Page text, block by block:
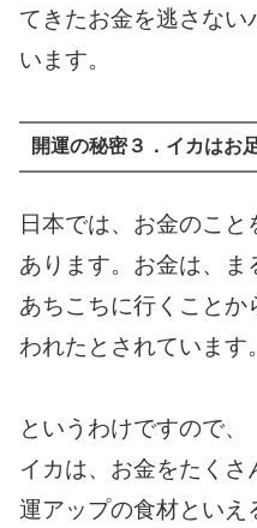
てきたお金を逃さない
います。
開運の秘密３．イカはお
日本では、お金のこ
あります。お金は、ま
あちこちに行くことか
われたとされています。
というわけですので
イカは、お金をたく
運アップの食材といえ